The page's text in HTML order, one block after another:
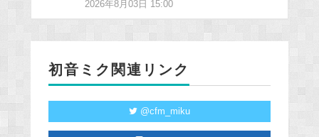
2026年8月03日 15:00
初音ミク関連リンク
@cfm_miku